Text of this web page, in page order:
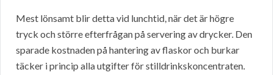
Mest lönsamt blir detta vid lunchtid, när det är högre
tryck och större efterfrågan på servering av drycker. Den
sparade kostnaden på hantering av flaskor och burkar
täcker i princip alla utgifter för stilldrinkskoncentraten.